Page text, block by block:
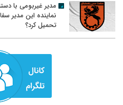
نماینده این مدیر
تحمیل کرد؟